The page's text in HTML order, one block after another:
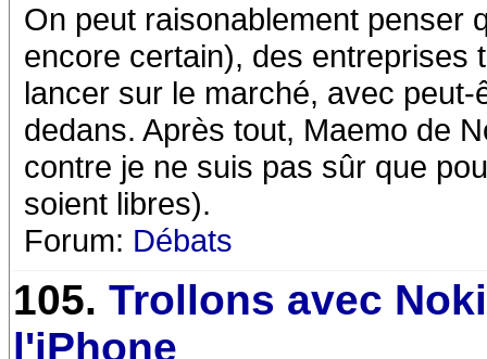
On peut raisonablement penser
encore certain), des entreprises
lancer sur le marché, avec
dedans. Après tout, Maemo de
contre je ne suis pas sûr que
soient libres).
Forum: Débats
105. Trollons avec
l'iPhone